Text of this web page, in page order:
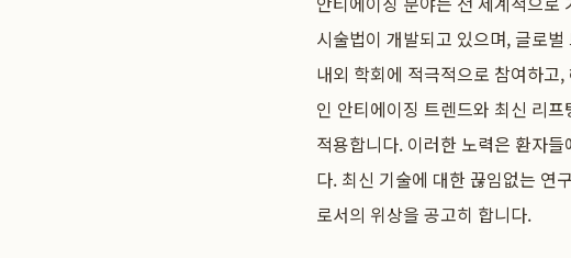
시술법이 개발되고 있으며, 글로
내외 학회에 적극적으로 참여하고
인 안티에이징 트렌드와 최신 리
적용합니다. 이러한 노력은 환자
다. 최신 기술에 대한 끊임없는 연
로서의 위상을 공고히 합니다.